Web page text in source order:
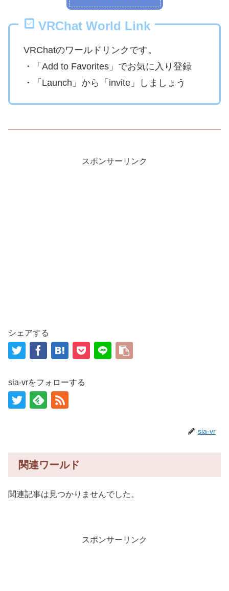
VRChat World Link
VRChatのワールドリンクです。
・「Add to Favorites」でお気に入り登録
・「Launch」から「invite」しましょう
スポンサーリンク
シェアする
sia-vrをフォローする
sia-vr
関連ワールド
関連記事は見つかりませんでした。
スポンサーリンク